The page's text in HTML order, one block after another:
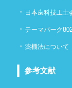
・ 日本歯科技工士
・ テーマパーク
・ 薬機法について
参考文献